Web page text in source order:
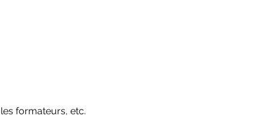
formateurs, etc.